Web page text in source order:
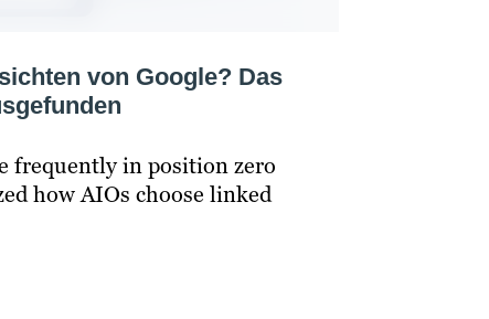
von Google? Das
frequently in position zero
how AIOs choose linked